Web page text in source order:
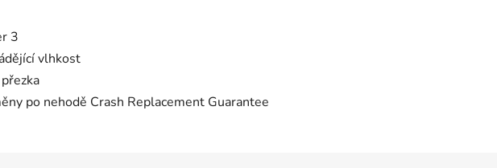
3
vlhkost
po nehodě Crash Replacement Guarantee